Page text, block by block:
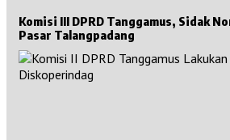
Komisi III DPRD Tanggamus, Sidak
Pasar Talangpadang